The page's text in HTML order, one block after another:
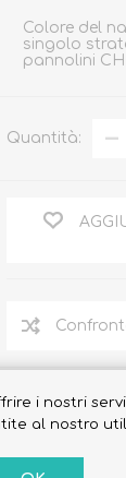
Colore del
singolo
pannolini
Quantità:
Sharei nostri
al nostro